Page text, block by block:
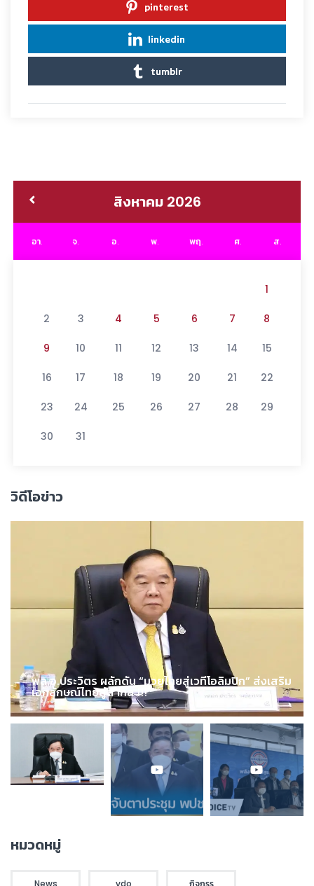
pinterest
linkedin
tumblr
สิงหาคม 2026
อา. จ. อ. พ. พฤ. ศ. ส.
1
2 3 4 5 6 7 8
9 10 11 12 13 14 15
16 17 18 19 20 21 22
23 24 25 26 27 28 29
30 31
วิดีโอข่าว
พล.อ.ประวิตร ผลักดัน “มวยไทยสู่เวทีโอลิมปิก” ส่งเสริม
เอกลักษณ์ไทยสู่สากล !!!
หมวดหมู่